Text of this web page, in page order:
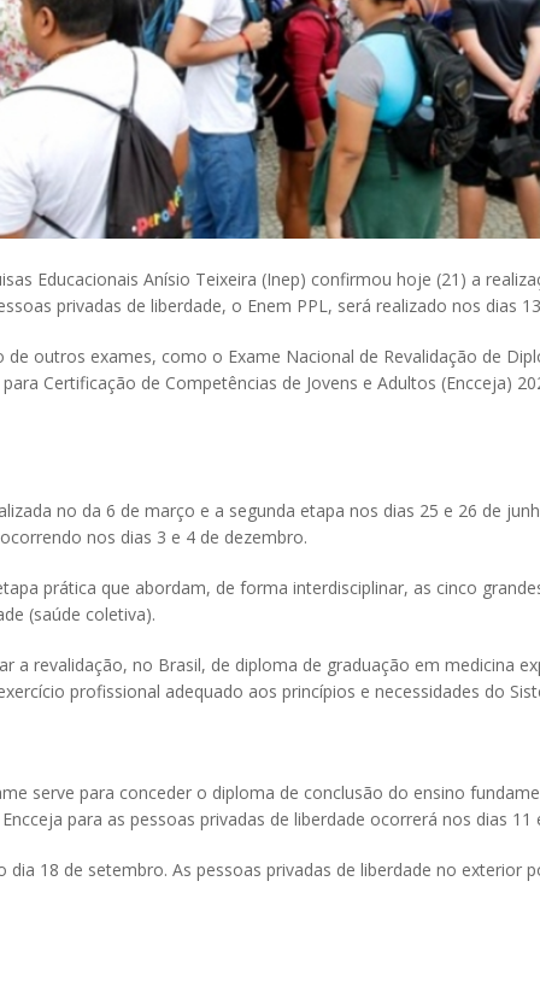
Educacionais Anísio Teixeira (Inep) confirmou hoje (21) a
privadas de liberdade, o Enem PPL, será realizado nos dias
outros exames, como o Exame Nacional de Revalidação de
Certificação de Competências de Jovens e Adultos (Encceja)
no da 6 de março e a segunda etapa nos dias 25 e 26 de
nos dias 3 e 4 de dezembro.
prática que abordam, de forma interdisciplinar, as cinco
(saúde coletiva).
a revalidação, no Brasil, de diploma de graduação em medicina
profissional adequado aos princípios e necessidades do
serve para conceder o diploma de conclusão do ensino
para as pessoas privadas de liberdade ocorrerá nos dias
18 de setembro. As pessoas privadas de liberdade no exterior